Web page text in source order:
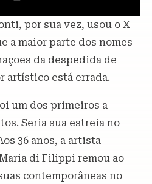
por sua vez, usou o X
a maior parte dos nomes
da despedida de
artístico está errada.
um dos primeiros a
Seria sua estreia no
36 anos, a artista
di Filippi remou ao
contemporâneas no